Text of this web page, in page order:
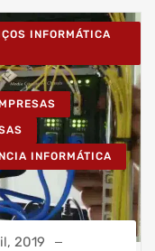
INFORMÁTICA
INFORMÁTICA
2019